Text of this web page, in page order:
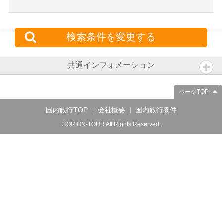
検索条件を変更する
共通インフォメーション
ページTOP
国内旅行TOP 会社概要 国内旅行条件
©ORION-TOUR All Rights Reserved.